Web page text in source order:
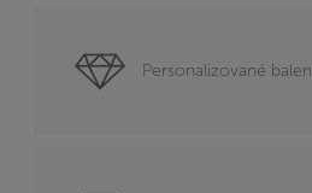
Personalizované